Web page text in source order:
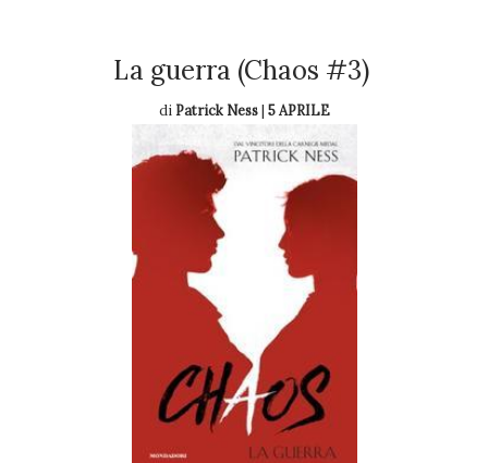
La guerra (Chaos #3)
di Patrick Ness| 5 APRILE